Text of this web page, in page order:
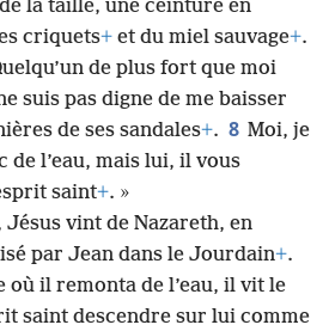
la taille, une ceinture en
criquets+ et du miel sauvage+.
de plus fort que moi
suis pas digne de me baisser
de ses sandales+. 8 Moi, je
de l’eau, mais lui, il vous
saint+. »
vint de Nazareth, en
par Jean dans le Jourdain+.
où il remonta de l’eau, il vit le
saint descendre sur lui comme